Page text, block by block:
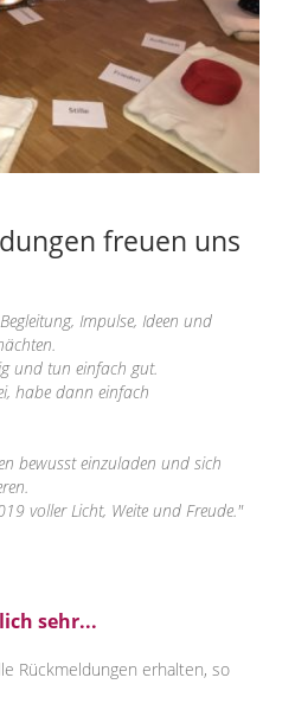
freuen uns
Impulse, Ideen und
und tun einfach gut.
habe dann einfach
bewusst einzuladen und sich
voller Licht, Weite und Freude."
sehr...
Rückmeldungen erhalten, so